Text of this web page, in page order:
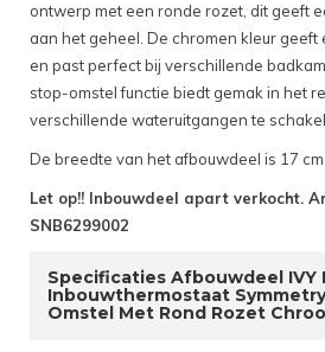
ontwerp met een ronde rozet, dit geeft
aan het geheel. De chromen kleur geeft
en past perfect bij verschillende
stop-omstel functie biedt gemak in het
verschillende wateruitgangen te
De breedte van het afbouwdeel is 17
Let op!! Inbouwdeel apart verkocht.
SNB6299002
Specificaties Afbouwdeel IVY
Inbouwthermostaat
Omstel Met Rond Rozet